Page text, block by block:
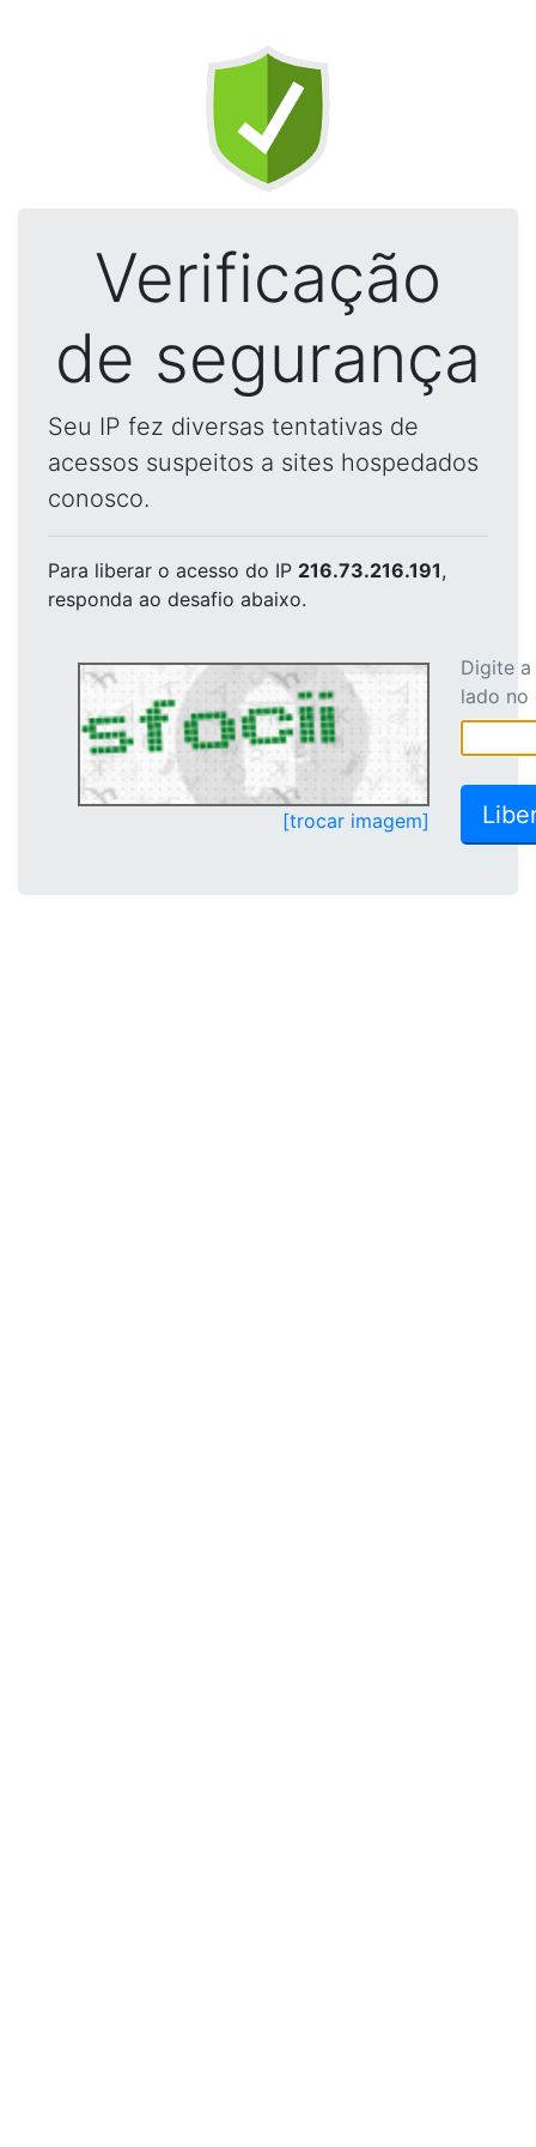
Verificação
de segurança
Seu IP fez diversas tentativas de
acessos suspeitos a sites hospedados
conosco.
Para liberar o acesso do IP 216.73.216.191,
responda ao desafio abaixo.
[trocar imagem]
Digite
lado no